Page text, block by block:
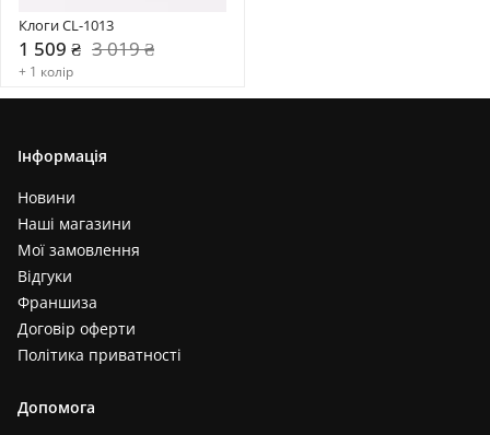
Клоги CL-1013
1 509 ₴ 3 019 ₴
+ 1 колір
Інформація
Новини
Наші магазини
Мої замовлення
Відгуки
Франшиза
Договір оферти
Політика приватності
Допомога